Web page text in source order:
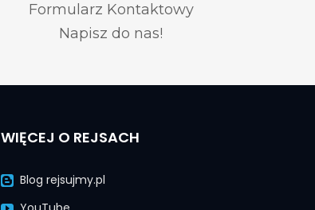
Formularz Kontaktowy
Napisz do nas!
WIĘCEJ O REJSACH
Blog rejsujmy.pl